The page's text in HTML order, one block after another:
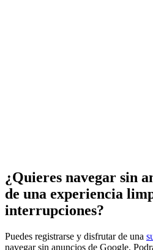
¿Quieres navegar sin
de una experiencia
interrupciones?
Puedes registrarse y disfrutar de una
navegar sin anuncios de Google.